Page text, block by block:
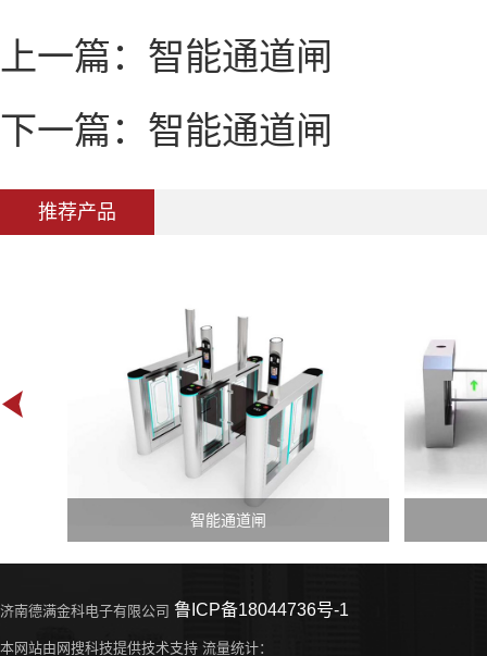
上一篇： 智能通道闸
下一篇： 智能通道闸
推荐产品
智能通道闸
济南德满金科电子有限公司 鲁ICP备18044736号-1
本网站由网搜科技提供技术支持 流量统计：